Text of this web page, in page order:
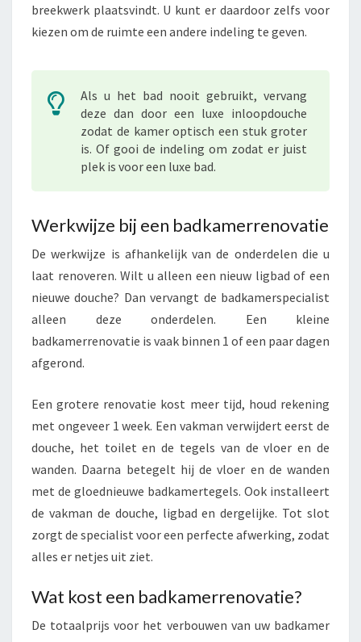
breekwerk plaatsvindt. U kunt er daardoor zelfs voor
kiezen om de ruimte een andere indeling te geven.
Als u het bad nooit gebruikt, vervang
deze dan door een luxe inloopdouche
zodat de kamer optisch een stuk groter
is. Of gooi de indeling om zodat er juist
plek is voor een luxe bad.
Werkwijze bij een badkamerrenovatie
De werkwijze is afhankelijk van de onderdelen die u
laat renoveren. Wilt u alleen een nieuw ligbad of een
nieuwe douche? Dan vervangt de badkamerspecialist
alleen deze onderdelen. Een kleine
badkamerrenovatie is vaak binnen 1 of een paar dagen
afgerond.
Een grotere renovatie kost meer tijd, houd rekening
met ongeveer 1 week. Een vakman verwijdert eerst de
douche, het toilet en de tegels van de vloer en de
wanden. Daarna betegelt hij de vloer en de wanden
met de gloednieuwe badkamertegels. Ook installeert
de vakman de douche, ligbad en dergelijke. Tot slot
zorgt de specialist voor een perfecte afwerking, zodat
alles er netjes uit ziet.
Wat kost een badkamerrenovatie?
De totaalprijs voor het verbouwen van uw badkamer